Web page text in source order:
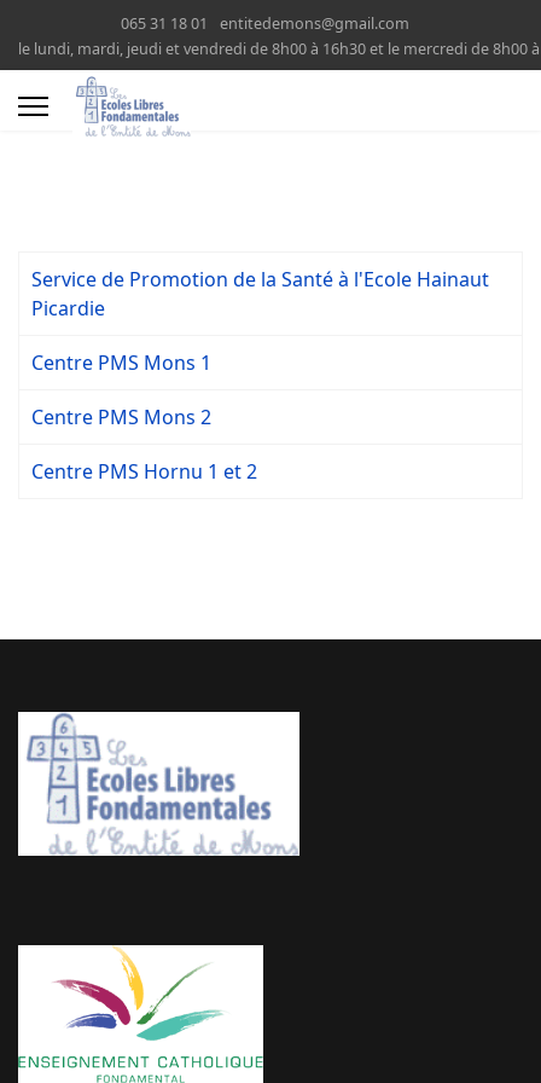
065 31 18 01
entitedemons@gmail.com
le lundi, mardi, jeudi et vendredi de 8h00 à 16h30 et le mercredi de 8h00
Service de Promotion de la Santé à l'Ecole Hainaut
Picardie
Centre PMS Mons 1
Centre PMS Mons 2
Centre PMS Hornu 1 et 2